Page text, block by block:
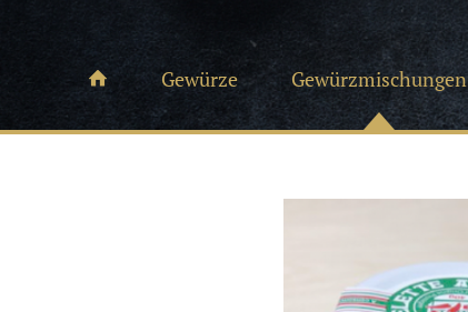
Gewürze Gewürzmischungen